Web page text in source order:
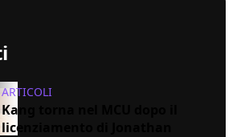
ARTICOLI
Kang torna nel MCU dopo il
licenziamento di Jonathan